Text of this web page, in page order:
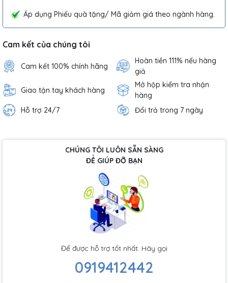
Áp dụng Phiếu quà tặng/ Mã giảm giá theo ngành hàng.
Cam kết của chúng tôi
Cam kết 100% chính hãng
Hoàn tiền 111% nếu hàng
giả
Giao tận tay khách hàng
Mở hộp kiểm tra nhận
hàng
Hỗ trợ 24/7
Đổi trả trong 7 ngày
CHÚNG TÔI LUÔN SẴN SÀNG
ĐỂ GIÚP ĐỠ BẠN
Để được hỗ trợ tốt nhất. Hãy gọi
0919412442